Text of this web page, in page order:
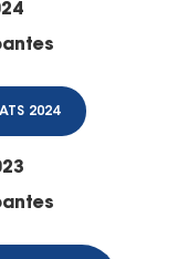
2024